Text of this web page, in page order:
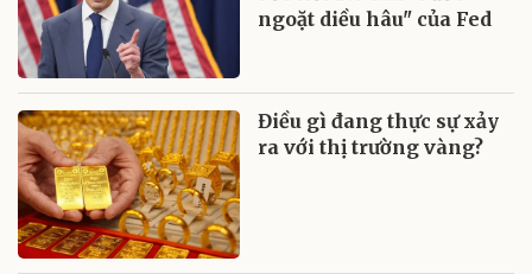
ngoặt diều hâu" của Fed
Điều gì đang thực sự xảy
ra với thị trường vàng?